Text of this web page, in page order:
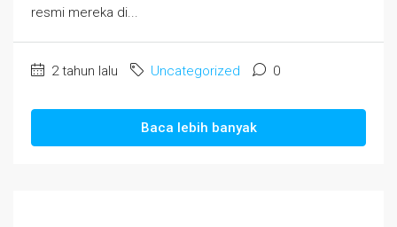
resmi mereka di...
2 tahun lalu Uncategorized 0
Baca lebih banyak